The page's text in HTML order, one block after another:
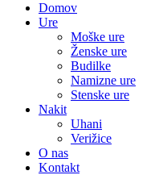
Domov
Ure
Moške ure
Ženske ure
Budilke
Namizne ure
Stenske ure
Nakit
Uhani
Verižice
O nas
Kontakt